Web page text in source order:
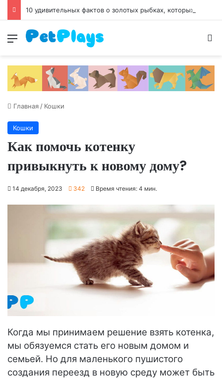
Меню
Главная / Кошки
Кошки
Как помочь котенку
привыкнуть к новому дому?
14 декабря, 2023 342 Время чтения: 4 мин.
Когда мы принимаем решение взять котенка,
мы обязуемся стать его новым домом и
семьей. Но для маленького пушистого
создания переезд в новую среду может быть